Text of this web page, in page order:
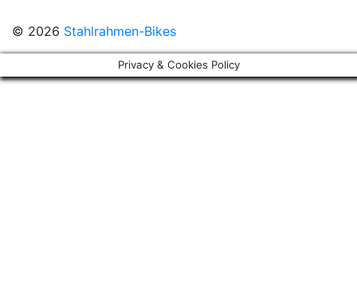
© 2026 Stahlrahmen-Bikes
Privacy & Cookies Policy